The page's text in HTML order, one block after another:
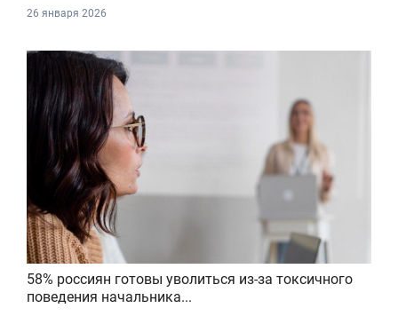
26 января 2026
58% россиян готовы уволиться из-за токсичного
поведения начальника...